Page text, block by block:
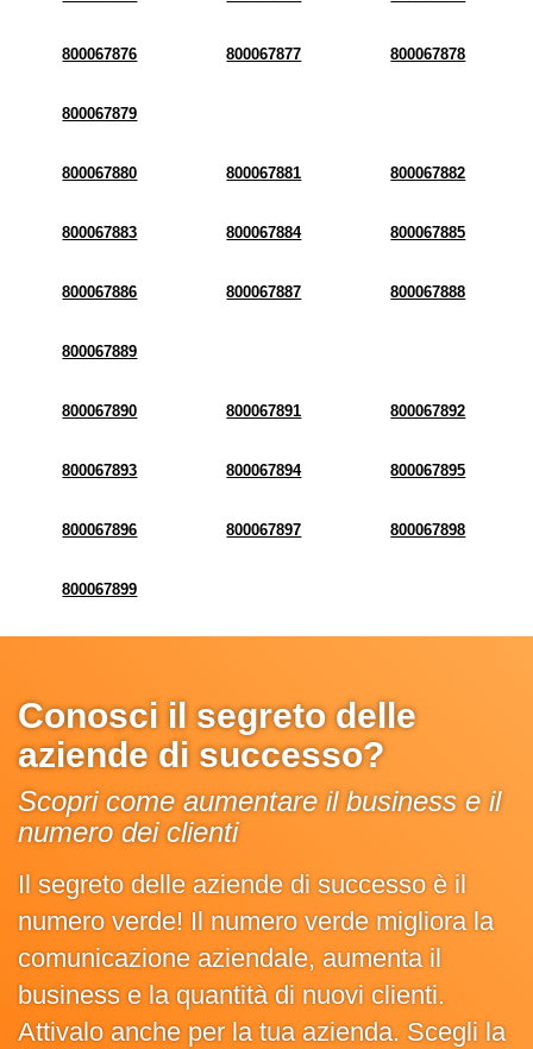
800067876 800067877 800067878
800067879
800067880 800067881 800067882
800067883 800067884 800067885
800067886 800067887 800067888
800067889
800067890 800067891 800067892
800067893 800067894 800067895
800067896 800067897 800067898
800067899
Conosci il segreto delle
aziende di successo?
Scopri come aumentare il business e il
numero dei clienti
Il segreto delle aziende di successo è il
numero verde! Il numero verde migliora la
comunicazione aziendale, aumenta il
business e la quantità di nuovi clienti.
Attivalo anche per la tua azienda. Scegli la